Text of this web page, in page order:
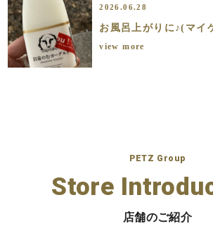
2026.06.28
お風呂上がりに♪(マイ
view more
PETZ Group
Store
店舗のご紹介